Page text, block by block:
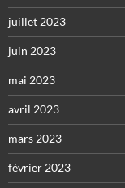
juillet 2023
juin 2023
mai 2023
avril 2023
mars 2023
février 2023